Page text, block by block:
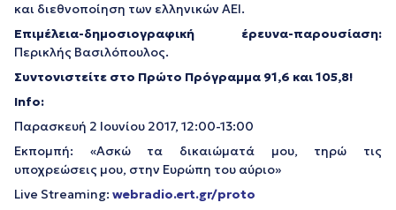
και διεθνοποίηση των ελληνικών ΑΕΙ.
Επιμέλεια-δημοσιογραφική έρευνα-παρουσίαση:
Περικλής Βασιλόπουλος.
Συντονιστείτε στο Πρώτο Πρόγραμμα 91,6 και 105,8!
Info:
Παρασκευή 2 Ιουνίου 2017, 12:00-13:00
Εκπομπή: «Ασκώ τα δικαιώματά μου, τηρώ τις
υποχρεώσεις μου, στην Ευρώπη του αύριο»
Live Streaming: webradio.ert.gr/proto